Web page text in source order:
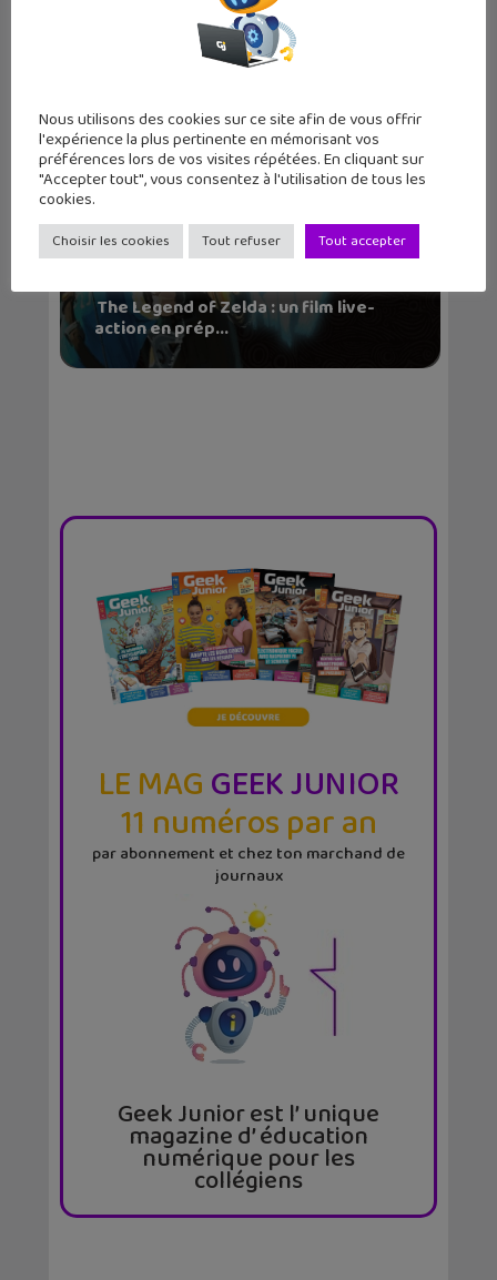
The Legend of Zelda : un film live-
action en prép...
LE MAGGEEK JUNIOR
11 numéros par an
par abonnement et chez ton marchand de
journaux
Geek Junior est l’ unique
magazine d’ éducation
numérique pour les
collégiens
Nous utilisons des cookies sur ce site afin de vous offrir
l'expérience la plus pertinente en mémorisant vos
préférences lors de vos visites répétées. En cliquant sur
"Accepter tout", vous consentez à l'utilisation de tous les
cookies.
Choisir les cookies Tout refuser Tout accepter